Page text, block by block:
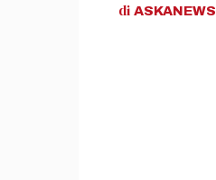
di ASKANEWS